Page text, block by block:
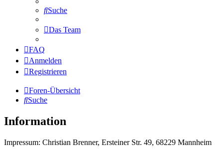
Suche
Das Team
FAQ
Anmelden
Registrieren
Foren-Übersicht
Suche
Information
Impressum: Christian Brenner, Ersteiner Str. 49, 68229 Mannheim